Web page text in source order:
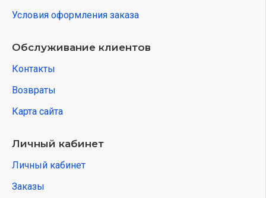
Условия оформления заказа
Обслуживание клиентов
Контакты
Возвраты
Карта сайта
Личный кабинет
Личный кабинет
Заказы